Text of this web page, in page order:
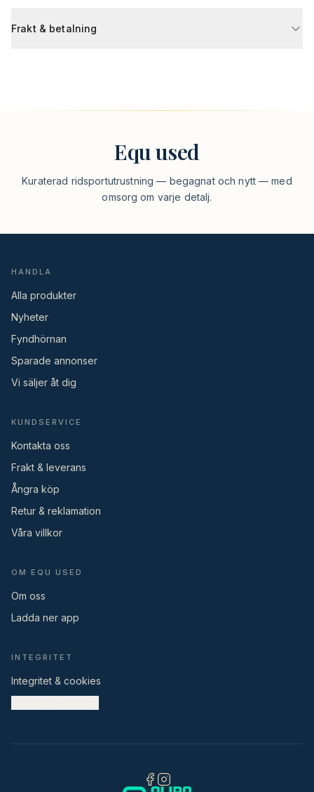
Frakt & betalning
Equ used
Kuraterad ridsportutrustning — begagnat och nytt — med
omsorg om varje detalj.
HANDLA
Alla produkter
Nyheter
Fyndhörnan
Sparade annonser
Vi säljer åt dig
KUNDSERVICE
Kontakta oss
Frakt & leverans
Ångra köp
Retur & reklamation
Våra villkor
OM EQU USED
Om oss
Ladda ner app
INTEGRITET
Integritet & cookies